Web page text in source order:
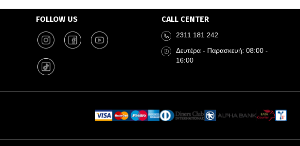
FOLLOW US CALL CENTER
2311 181 242
Δευτέρα - Παρασκευή: 08:00 -
16:00